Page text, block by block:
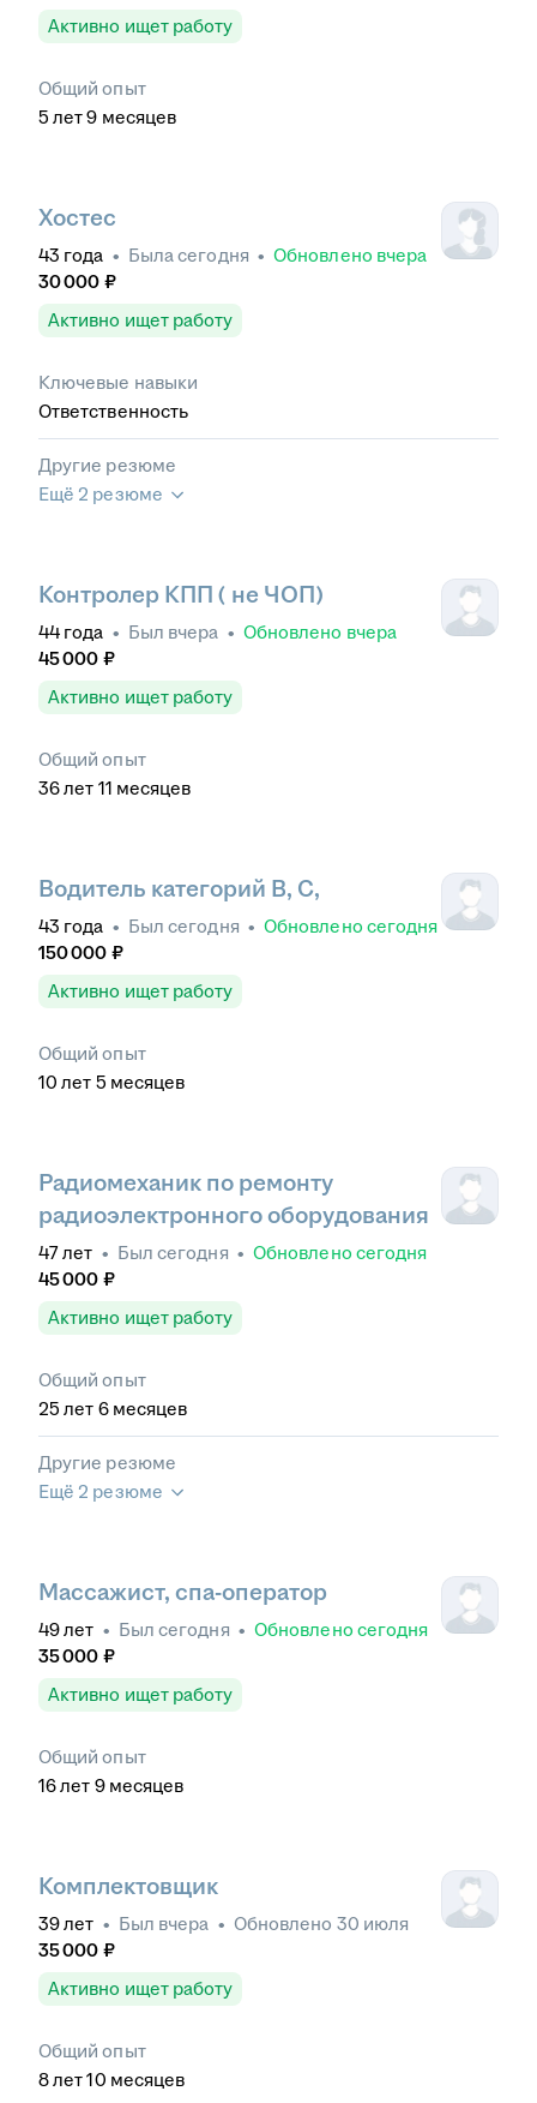
Активно ищет работу
Общий опыт
5 лет 9 месяцев
Хостес
43 года • Быласегодня • Обновлено вчера
30 000 ₽
Активно ищет работу
Ключевые навыки
Ответственность
Другие резюме
Ещё 2 резюме
Контролер КПП ( не ЧОП)
44 года • Был вчера • Обновлено вчера
45 000 ₽
Активно ищет работу
Общий опыт
36лет 11 месяцев
Водитель категорий В, С,
43 года • Был сегодня • Обновлено сегодня
150 000 ₽
Активно ищет работу
Общий опыт
10 лет 5 месяцев
Радиомеханик по ремонту
радиоэлектронного оборудования
47лет • Был сегодня • Обновлено сегодня
45 000 ₽
Активно ищет работу
Общий опыт
25 лет 6 месяцев
Другие резюме
Ещё 2 резюме
Массажист, спа-оператор
49лет • Был сегодня • Обновлено сегодня
35 000 ₽
Активно ищет работу
Общий опыт
16лет 9 месяцев
Комплектовщик
39лет • Был вчера • Обновлено 30 июля
35 000 ₽
Активно ищет работу
Общий опыт
8лет 10 месяцев